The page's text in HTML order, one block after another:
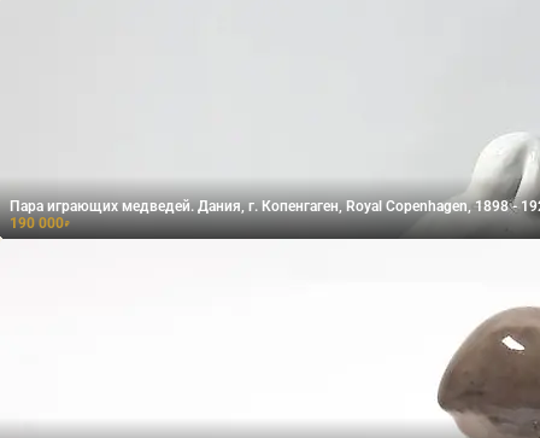
Пара играющих медведей. Дания, г. Копенгаген, Royal Copenhagen, 1898 -
190 000₽